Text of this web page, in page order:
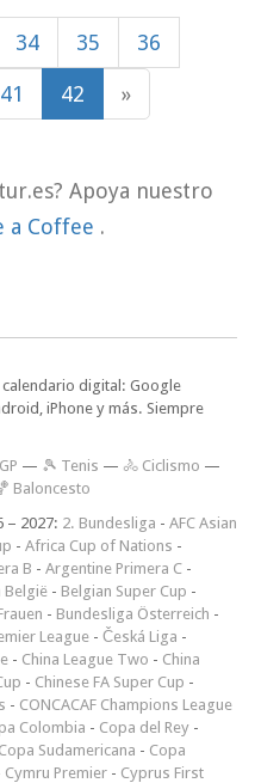
34 35 36
41 42 »
Apoya nuestro
a Coffee .
digital: Google
iPhone y más. Siempre
— 🎾 Tenis — 🚴 Ciclismo —
Baloncesto
– 2027: 2. Bundesliga - AFC Asian
- Africa Cup of Nations -
B - Argentine Primera C -
België - Belgian Super Cup -
- Bundesliga Österreich -
League - Česká Liga -
- China League Two - China
- Chinese FA Super Cup -
- CONCACAF Champions League
Colombia - Copa del Rey -
Copa Sudamericana - Copa
Cymru Premier - Cyprus First